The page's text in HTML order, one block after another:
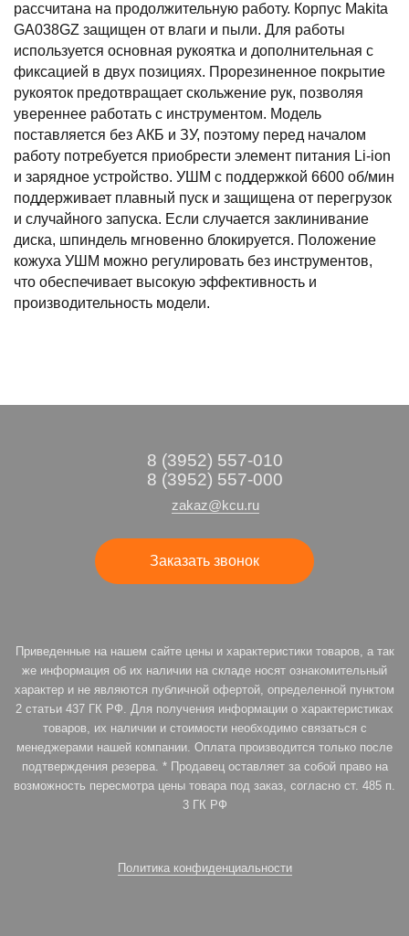
рассчитана на продолжительную работу. Корпус Makita
GA038GZ защищен от влаги и пыли. Для работы
используется основная рукоятка и дополнительная с
фиксацией в двух позициях. Прорезиненное покрытие
рукояток предотвращает скольжение рук, позволяя
увереннее работать с инструментом. Модель
поставляется без АКБ и ЗУ, поэтому перед началом
работу потребуется приобрести элемент питания Li-ion
и зарядное устройство. УШМ с поддержкой 6600 об/мин
поддерживает плавный пуск и защищена от перегрузок
и случайного запуска. Если случается заклинивание
диска, шпиндель мгновенно блокируется. Положение
кожуха УШМ можно регулировать без инструментов,
что обеспечивает высокую эффективность и
производительность модели.
8 (3952) 557-010
8 (3952) 557-000
zakaz@kcu.ru
Заказать звонок
Приведенные на нашем сайте цены и характеристики товаров, а так
же информация об их наличии на складе носят ознакомительный
характер и не являются публичной офертой, определенной пунктом
2 статьи 437 ГК РФ. Для получения информации о характеристиках
товаров, их наличии и стоимости необходимо связаться с
менеджерами нашей компании. Оплата производится только после
подтверждения резерва. * Продавец оставляет за собой право на
возможность пересмотра цены товара под заказ, согласно ст. 485 п.
3 ГК РФ
Политика конфиденциальности